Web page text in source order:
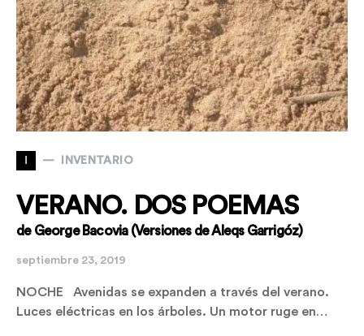
I INVENTARIO
VERANO. DOS POEMAS
de George Bacovia (Versiones de Aleqs Garrigóz)
septiembre 23, 2019
NOCHE Avenidas se expanden a través del verano.
Luces eléctricas en los árboles. Un motor ruge en…